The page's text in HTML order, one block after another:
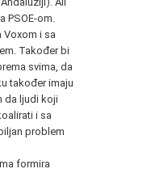
PSOE-om.
Voxom i sa
Također bi
svima, da
također imaju
da ljudi koji
i sa
problem
formira